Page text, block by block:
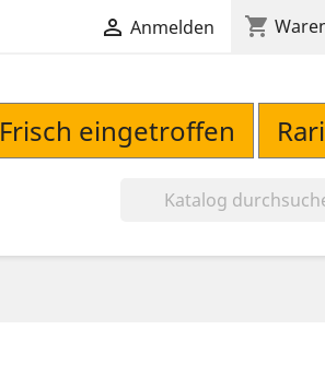
 Anmelden shopping_cart
Frisch eingetroffen